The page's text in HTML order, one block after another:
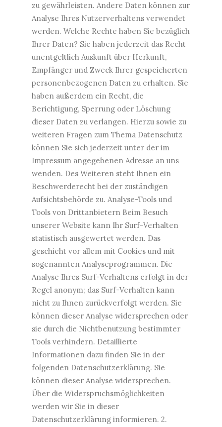
zu gewährleisten. Andere Daten können zur
Analyse Ihres Nutzerverhaltens verwendet
werden. Welche Rechte haben Sie bezüglich
Ihrer Daten? Sie haben jederzeit das Recht
unentgeltlich Auskunft über Herkunft,
Empfänger und Zweck Ihrer gespeicherten
personenbezogenen Daten zu erhalten. Sie
haben außerdem ein Recht, die
Berichtigung, Sperrung oder Löschung
dieser Daten zu verlangen. Hierzu sowie zu
weiteren Fragen zum Thema Datenschutz
können Sie sich jederzeit unter der im
Impressum angegebenen Adresse an uns
wenden. Des Weiteren steht Ihnen ein
Beschwerderecht bei der zuständigen
Aufsichtsbehörde zu. Analyse-Tools und
Tools von Drittanbietern Beim Besuch
unserer Website kann Ihr Surf-Verhalten
statistisch ausgewertet werden. Das
geschieht vor allem mit Cookies und mit
sogenannten Analyseprogrammen. Die
Analyse Ihres Surf-Verhaltens erfolgt in der
Regel anonym; das Surf-Verhalten kann
nicht zu Ihnen zurückverfolgt werden. Sie
können dieser Analyse widersprechen oder
sie durch die Nichtbenutzung bestimmter
Tools verhindern. Detaillierte
Informationen dazu finden Sie in der
folgenden Datenschutzerklärung. Sie
können dieser Analyse widersprechen.
Über die Widerspruchsmöglichkeiten
werden wir Sie in dieser
Datenschutzerklärung informieren. 2.